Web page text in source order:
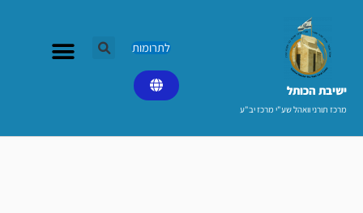
ישיבת הכותל​
מרכז תורני וואהל שע"י מרכז יב"ע
לתרומות